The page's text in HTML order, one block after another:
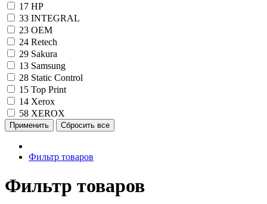
17 HP
33 INTEGRAL
23 OEM
24 Retech
29 Sakura
13 Samsung
28 Static Control
15 Top Print
14 Xerox
58 XEROX
Фильтр товаров
Фильтр товаров